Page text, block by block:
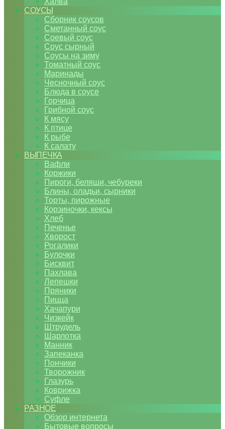
СОУСЫ
Сборник соусов
Сметанный соус
Соевый соус
Соус сырный
Соусы на зиму
Томатный соус
Маринады
Чесночный соус
Блюда в соусе
Горчица
Грибной соус
К мясу
К птице
К рыбе
К салату
ВЫПЕЧКА
Вафли
Коржики
Пироги, беляши, чебуреки
Блины, оладьи, сырники
Торты, пирожные
Корзиночки, кексы
Хлеб
Печенье
Хворост
Рогалики
Булочки
Бисквит
Пахлава
Лепешки
Пряники
Пицца
Хачапури
Чизкейк
Штрудель
Шарлотка
Манник
Запеканка
Пончики
Творожник
Глазурь
Коврижка
Суфле
РАЗНОЕ
Обзор интернета
Бытовые вопросы